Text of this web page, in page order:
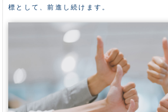
標として、前進し続けます。